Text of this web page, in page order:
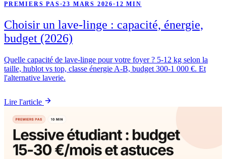
PREMIERS PAS ·23 MARS 2026 · 12 MIN
Choisir un lave-linge : capacité, énergie,
budget (2026)
Quelle capacité de lave-linge pour votre foyer ? 5-12 kg selon la
taille, hublot vs top, classe énergie A-B, budget 300-1 000 €. Et
l'alternative laverie.
Lire l'article